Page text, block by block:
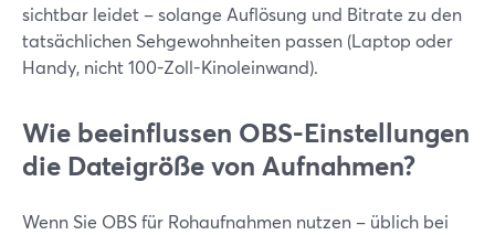
sichtbar leidet – solange Auflösung und Bitrate zu den
tatsächlichen Sehgewohnheiten passen (Laptop oder
Handy, nicht 100-Zoll-Kinoleinwand).
Wie beeinflussen OBS-Einstellungen
die Dateigröße von Aufnahmen?
Wenn Sie OBS für Rohaufnahmen nutzen – üblich bei